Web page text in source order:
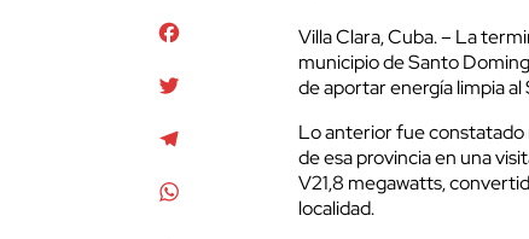
Villa Clara, Cuba. – La
municipio de Santo
de aportar energía limpia
Lo anterior fue
de esa provincia en una
V21,8 megawatts,
localidad.